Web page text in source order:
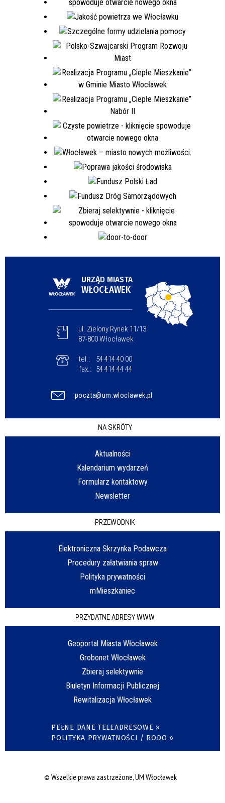
URZĄD MIASTA
WŁOCŁAWEK
ul. Zielony Rynek 11/13
87-800 Włocławek
tel.:
54 414 40 00
fax.:
54 414 44 44
poczta@um.wloclawek.pl
NA SKRÓTY
Aktualności
Kalendarium wydarzeń
Formularz kontaktowy
Newsletter
PRZEWODNIK
Elektroniczna Skrzynka Podawcza
Procedury załatwiania spraw
Polityka prywatności
mMieszkaniec
PRZYDATNE ADRESY WWW
Geoportal Miasta Włocławek
Grobonet Włocławek
Zbieraj selektywnie
Biuletyn Informacji Publicznej
Rewitalizacja Włocławek
PEŁNE DANE TELEADRESOWE »
POLITYKA PRYWATNOŚCI / RODO »
© Wszelkie prawa zastrzeżone, UM Włocławek